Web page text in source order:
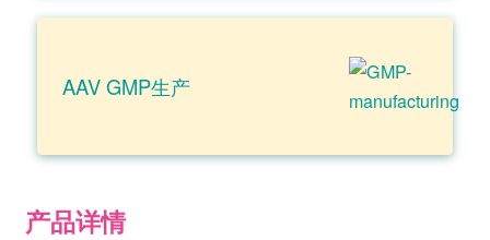
AAV GMP生产
产品详情